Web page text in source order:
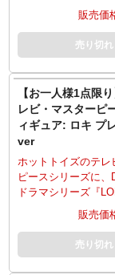
※こちらの商品はお
でのご予約・注文と
予約、同住所でのご
が確認されました
とさせていただきま
意ください。
を取り付けること
演出が可能。腰のホ
収納可能なブラスタ
ク、多彩な差し替え
ーツ、「貨物船の
ボードがある台座、
更が可能なフレキシ
を採用し、多彩なシ
ョン再現が可能。
※こちらの商品はお
でのご予約・注文と
予約、同住所での
が確認されましたら
とさせていただきま
品『ボバ・フェット
of Boba Fett』より
シャンドがラインナ
の姿を、全高約28セ
立体化。演じるミン
の新規造形ヘッド
の髪型なども再現し
ーテールにはワイヤ
きをつけることが可
ュームはジャケット
スーツ、ラインが入
レットにブーツなど
るまで精巧な仕上
ルトは、取り外して
部分を見せることが
販売価
売り切れ
【お一人様1点限
レビ・マスターピ
ィギュア: ロキ プ
ver
ホットトイズのテレ
ピースシリーズに、
ドラマシリーズ『
統領バージョンのロ
劇中のロキを、全
チ、30箇所以上可動
アとして立体化。演
販売価
売り切れ